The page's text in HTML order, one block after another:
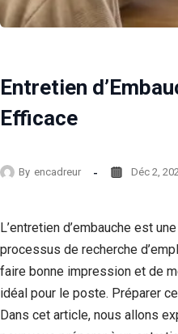
Entretien
Efficace
By encadreur Déc 2,
L’entretien d’embauche est
processus de recherche
faire bonne impression et de
idéal pour le poste. Préparer
Dans cet article, nous allons